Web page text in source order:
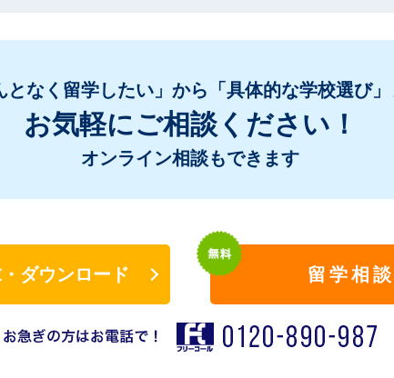
となく留学したい」から「具体的な学校選び
お気軽にご相談ください！
オンライン相談もできます
ダウンロード 留学相談